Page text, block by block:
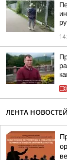
ЛЕНТА НОВОСТЕЙ